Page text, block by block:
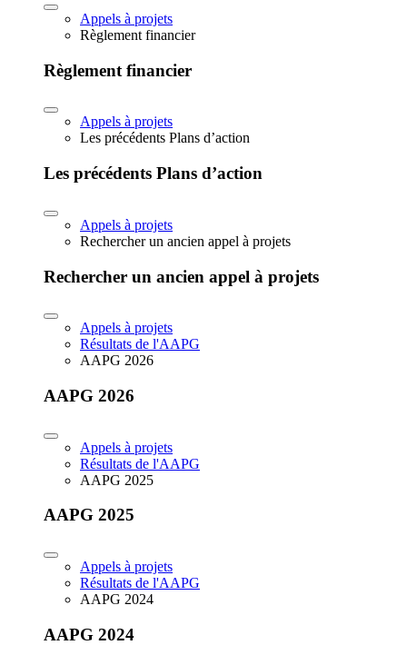
Appels à projets
Règlement financier
Règlement financier
Appels à projets
Les précédents Plans d’action
Les précédents Plans d’action
Appels à projets
Rechercher un ancien appel à projets
Rechercher un ancien appel à projets
Appels à projets
Résultats de l'AAPG
AAPG 2026
AAPG 2026
Appels à projets
Résultats de l'AAPG
AAPG 2025
AAPG 2025
Appels à projets
Résultats de l'AAPG
AAPG 2024
AAPG 2024